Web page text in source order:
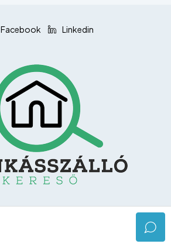
Facebook Linkedin